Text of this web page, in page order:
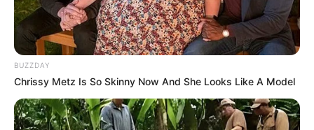
BUZZDAY
Chrissy Metz Is So Skinny Now And She Looks Like A Model